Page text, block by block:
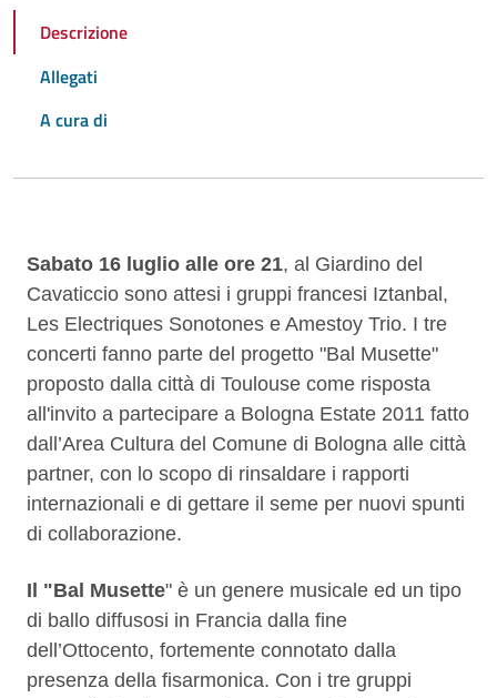
Descrizione
Allegati
A cura di
Descrizione
Sabato 16 luglio alle ore 21, al Giardino del
Cavaticcio sono attesi i gruppi francesi Iztanbal,
Les Electriques Sonotones e Amestoy Trio. I tre
concerti fanno parte del progetto "Bal Musette"
proposto dalla città di Toulouse come risposta
all'invito a partecipare a Bologna Estate 2011 fatto
dall’Area Cultura del Comune di Bologna alle città
partner, con lo scopo di rinsaldare i rapporti
internazionali e di gettare il seme per nuovi spunti
di collaborazione.
Il "Bal Musette" è un genere musicale ed un tipo
di ballo diffusosi in Francia dalla fine
dell’Ottocento, fortemente connotato dalla
presenza della fisarmonica. Con i tre gruppi